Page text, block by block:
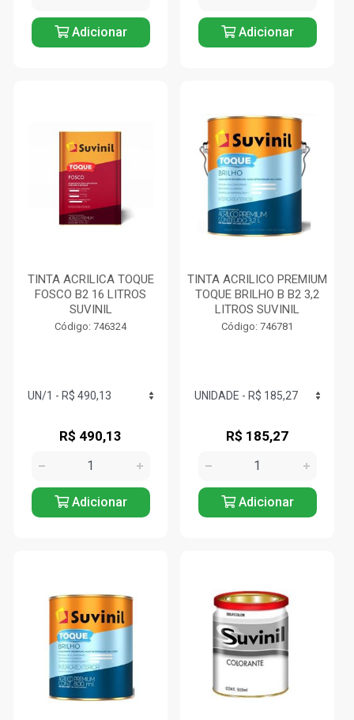
Adicionar Adicionar
TINTA ACRILICA TOQUE
FOSCO B2 16 LITROS
SUVINIL
Código: 746324
R$ 490,13
Adicionar
TINTA ACRILICO PREMIUM
TOQUE BRILHO B B2 3,2
LITROS SUVINIL
Código: 746781
R$ 185,27
Adicionar